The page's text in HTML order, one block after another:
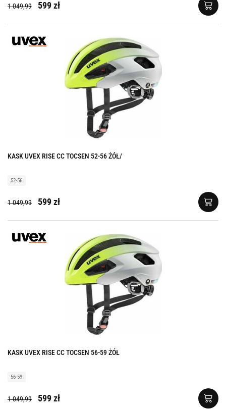
1 049,99 599 zł
KASK UVEX RISE CC TOCSEN 52-56 ŻÓŁ/
52-56
1 049,99 599 zł
KASK UVEX RISE CC TOCSEN 56-59 ŻÓŁ
56-59
1 049,99 599 zł